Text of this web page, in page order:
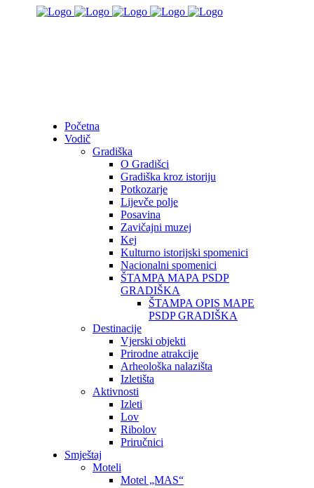
Početna
Vodič
Gradiška
O Gradišci
Gradiška kroz istoriju
Potkozarje
Lijevče polje
Posavina
Zavičajni muzej
Kej
Kulturno istorijski spomenici
Nacionalni spomenici
ŠTAMPA MAPA PSDP
GRADIŠKA
ŠTAMPA OPIS MAPE
PSDP GRADIŠKA
Destinacije
Vjerski objekti
Prirodne atrakcije
Arheološka nalazišta
Izletišta
Aktivnosti
Izleti
Lov
Ribolov
Priručnici
Smještaj
Moteli
Motel „MAS“